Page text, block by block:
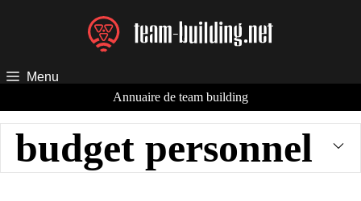
Menu
Annuaire de team building
budget personnel